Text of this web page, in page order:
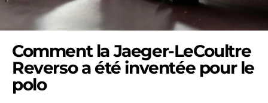
Comment la Jaeger-LeCoultre
Reverso a été inventée pour le
polo